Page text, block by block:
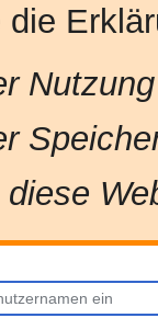
die
diese